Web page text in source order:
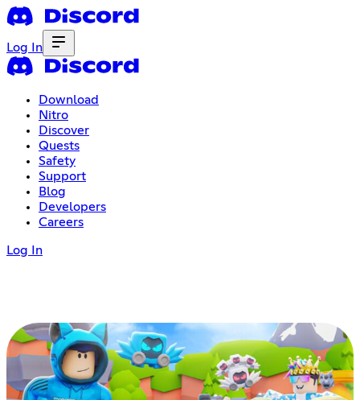
Log In
Download
Nitro
Discover
Quests
Safety
Support
Blog
Developers
Careers
Log In